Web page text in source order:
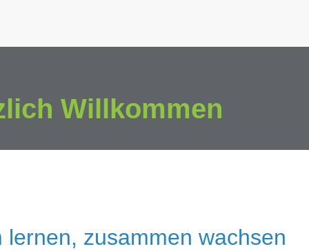
Willkommen
lernen, zusammen wachsen